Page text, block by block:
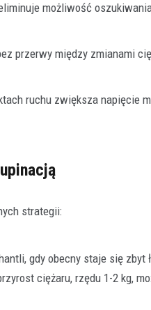
możliwość
przerwy między zmianami
ruchu zwiększa napięcie
strategii:
gdy obecny staje się zbyt
ciężaru, rzędu 1-2 kg,